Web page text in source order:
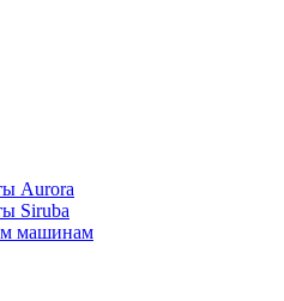
Aurora
Siruba
машинам